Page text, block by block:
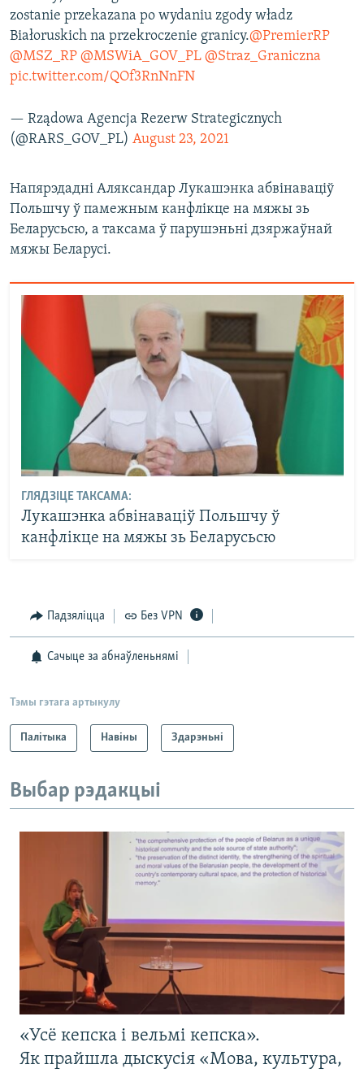
zostanie przekazana po wydaniu zgody władz
Białoruskich na przekroczenie granicy.@PremierRP
@MSZ_RP @MSWiA_GOV_PL @Straz_Graniczna
pic.twitter.com/QOf3RnNnFN
— Rządowa Agencja Rezerw Strategicznych
(@RARS_GOV_PL) August 23, 2021
Напярэдадні Аляксандар Лукашэнка абвінаваціў
Польшчу ў памежным канфлікце на мяжы зь
Беларусьсю, а таксама ў парушэньні дзяржаўнай
мяжы Беларусі.
ГЛЯДЗІЦЕ ТАКСАМА:
Лукашэнка абвінаваціў Польшчу ў
канфлікце на мяжы зь Беларусьсю
Падзяліцца Без VPN
Сачыце за абнаўленьнямі
Тэмы гэтага артыкулу
Палітыка Навіны Здарэньні
Выбар рэдакцыі
«Усё кепска і вельмі кепска».
Як прайшла дыскусія «Мова, культура,